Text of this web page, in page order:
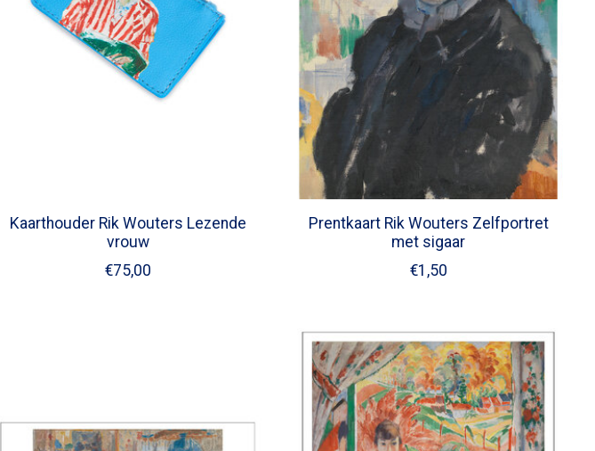
Kaarthouder Rik Wouters Lezende
vrouw
€75,00
Prentkaart Rik Wouters Zelfportret
met sigaar
€1,50